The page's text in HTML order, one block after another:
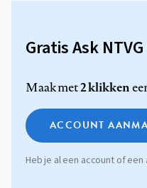
Gratis Ask
Maak met2 klikken
ACCOUNT
Heb je al een account of